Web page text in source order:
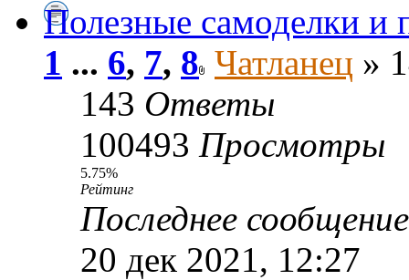
Полезные самоделки и
1 ... 6, 7, 8 Чатланец »
143 Ответы
100493 Просмотры
5.75%
Рейтинг
Последнее
20 дек 2021, 12:27